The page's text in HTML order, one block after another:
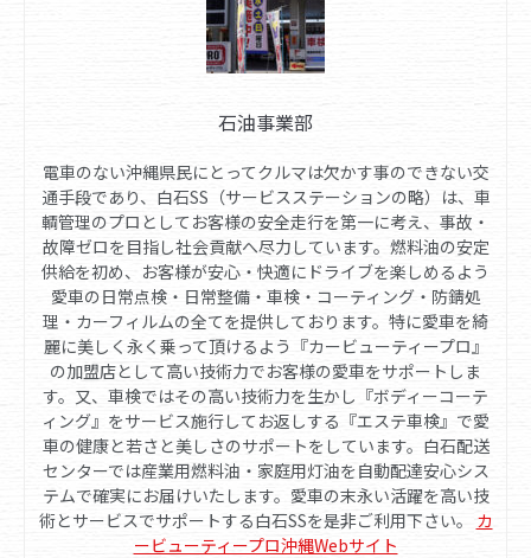
石油事業部
電車のない沖縄県民にとってクルマは欠かす事のできない交
通手段であり、白石SS（サービスステーションの略）は、車
輌管理のプロとしてお客様の安全走行を第一に考え、事故・
故障ゼロを目指し社会貢献へ尽力しています。燃料油の安定
供給を初め、お客様が安心・快適にドライブを楽しめるよう
愛車の日常点検・日常整備・車検・コーティング・防錆処
理・カーフィルムの全てを提供しております。特に愛車を綺
麗に美しく永く乗って頂けるよう『カービューティープロ』
の加盟店として高い技術力でお客様の愛車をサポートしま
す。又、車検ではその高い技術力を生かし『ボディーコーテ
ィング』をサービス施行してお返しする『エステ車検』で愛
車の健康と若さと美しさのサポートをしています。白石配送
センターでは産業用燃料油・家庭用灯油を自動配達安心シス
テムで確実にお届けいたします。愛車の末永い活躍を高い技
術とサービスでサポートする白石SSを是非ご利用下さい。 カ
ービューティープロ沖縄Webサイト